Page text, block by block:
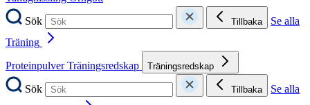
Sök
Tillbaka
Se alla
Träning
ProteinpulverTräningsredskap Träningsredskap
Sök Tillbaka
Se alla